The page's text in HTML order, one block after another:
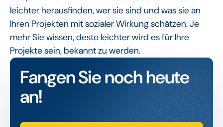
leichter herausfinden, wer sie sind und was sie an
Ihren Projekten mit sozialer Wirkung schätzen. Je
mehr Sie wissen, desto leichter wird es für Ihre
Projekte sein, bekannt zu werden.
Fangen Sie noch heute
an!